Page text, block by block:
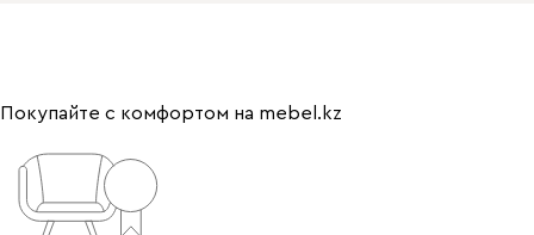
Покупайте с комфортом на mebel.kz